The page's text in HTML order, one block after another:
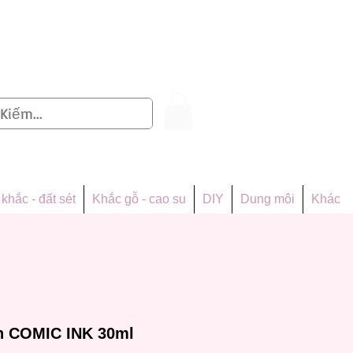
- đất sét Khắc gỗ - cao su DIY Dung môi Khác
INK 30ml